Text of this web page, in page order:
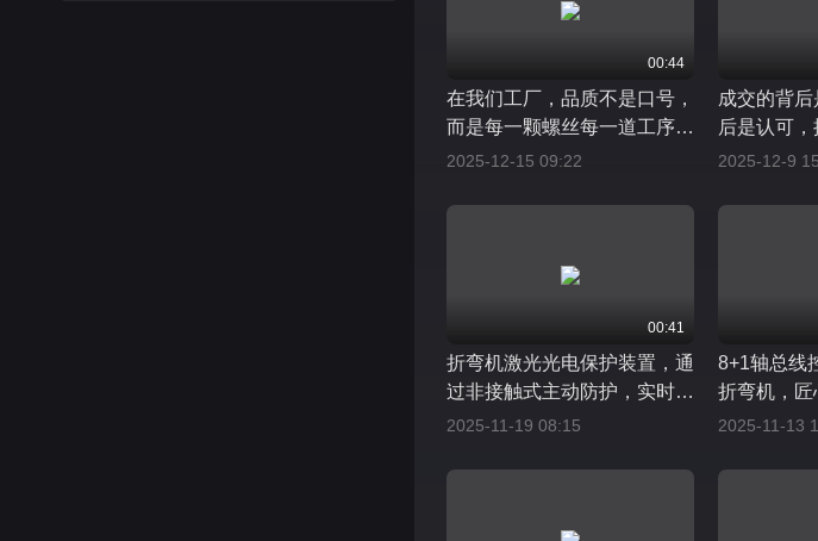
00:44
在我们工厂，品质不是口号，
而是每一颗螺丝每一道工序的
坚持，从原料配件筛选到成品
为交付超越期待的精品
2025-12-15 09:22
成交的背
后是认可
务，信任不
2025-12-9
00:41
折弯机激光光电保护装置，通
过非接触式主动防护，实时监
测折弯机工作区域。我们不追
用户的安心，我们尽全力成全
2025-11-19 08:15
8+1轴总线
折弯机，匠
价格让用户
次相遇到
2025-11-13